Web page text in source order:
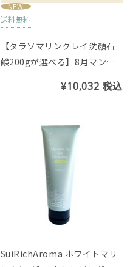
NEW
送料無料
【タラソマリンクレイ洗顔石
鹸200gが選べる】8月マンス
¥10,032 税込
SuiRichAroma ホワイトマリ